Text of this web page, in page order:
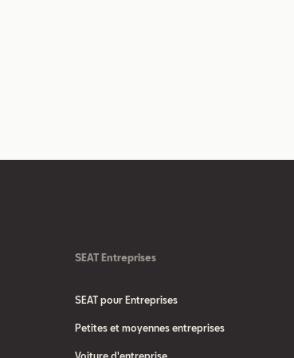
SEAT Entreprises
SEAT pour Entreprises
Petites et moyennes entreprises
Voiture d'entreprise